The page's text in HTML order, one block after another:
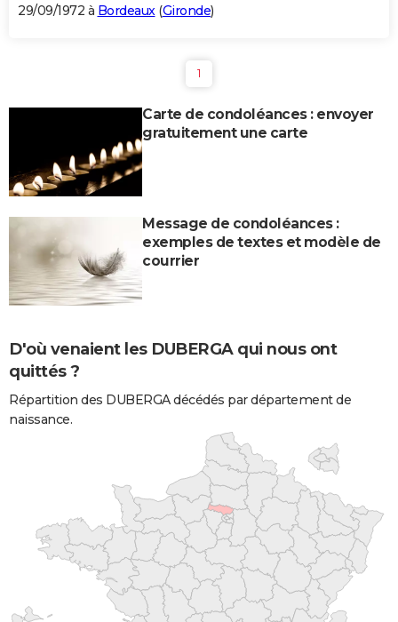
29/09/1972 à Bordeaux (Gironde)
1
Carte de condoléances : envoyer
gratuitement une carte
Message de condoléances :
exemples de textes et modèle de
courrier
D'où venaient les DUBERGA qui nous ont
quittés ?
Répartition des DUBERGA décédés par département de
naissance.